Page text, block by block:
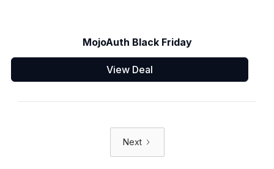
MojoAuth Black Friday
View Deal
Next